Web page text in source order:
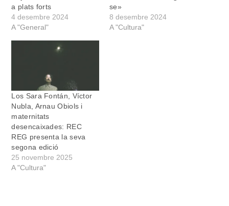
a plats forts
4 desembre 2024
A "General"
se»
8 desembre 2024
A "Cultura"
Los Sara Fontán, Víctor
Nubla, Arnau Obiols i
maternitats
desencaixades: REC
REG presenta la seva
segona edició
25 novembre 2025
A "Cultura"